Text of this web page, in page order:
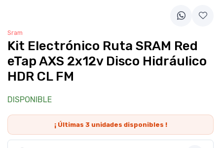
Sram
Kit Electrónico Ruta SRAM Red
eTap AXS 2x12v Disco Hidráulico
HDR CL FM
DISPONIBLE
¡ Últimas 3 unidades disponibles !